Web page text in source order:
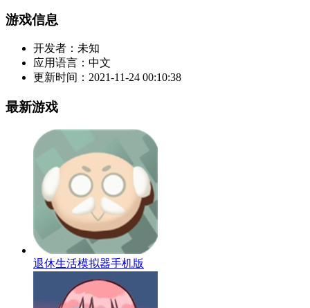
游戏信息
开发者： 未知
应用语言： 中文
更新时间： 2021-11-24 00:10:38
最新游戏
退休生活模拟器手机版